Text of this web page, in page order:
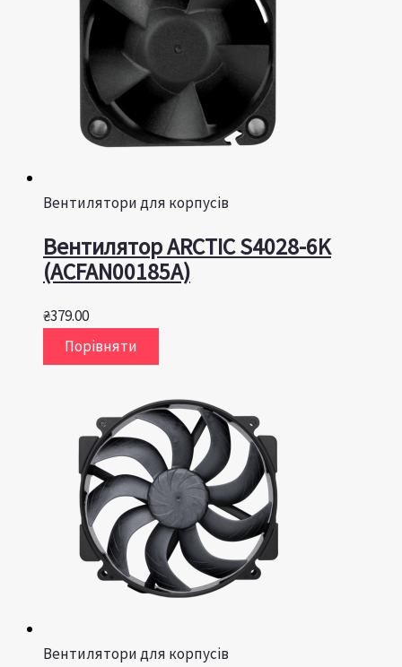
Вентилятори для корпусів
Вентилятор ARCTIC S4028-6K
(ACFAN00185A)
₴379.00
Порівняти
Вентилятори для корпусів